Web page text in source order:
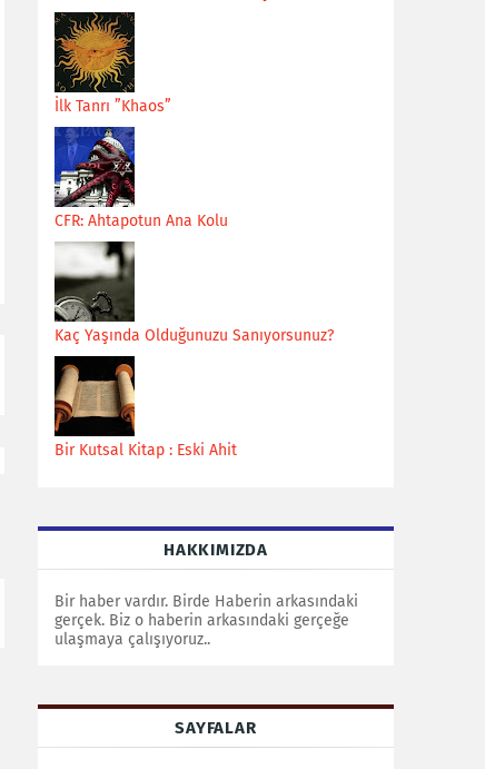
İlk Tanrı ”Khaos”
CFR: Ahtapotun Ana Kolu
Kaç Yaşında Olduğunuzu Sanıyorsunuz?
Bir Kutsal Kitap : Eski Ahit
HAKKIMIZDA
Bir haber vardır. Birde Haberin arkasındaki
gerçek. Biz o haberin arkasındaki gerçeğe
ulaşmaya çalışıyoruz..
SAYFALAR